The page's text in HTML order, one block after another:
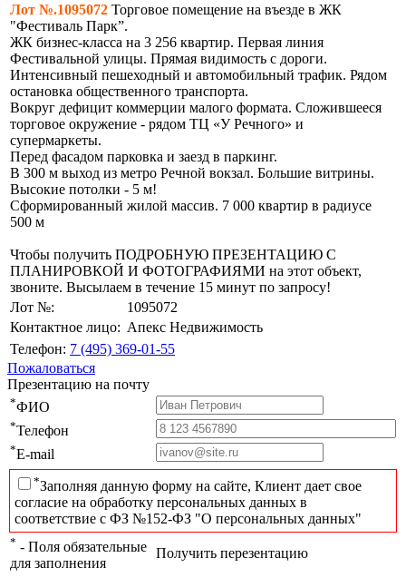
Лот №.1095072 Торговое помещение на въезде в ЖК
"Фестиваль Парк”.
ЖК бизнес-класса на 3 256 квартир. Первая линия
Фестивальной улицы. Прямая видимость с дороги.
Интенсивный пешеходный и автомобильный трафик. Рядом
остановка общественного транспорта.
Вокруг дефицит коммерции малого формата. Сложившееся
торговое окружение - рядом ТЦ «У Речного» и
супермаркеты.
Перед фасадом парковка и заезд в паркинг.
В 300 м выход из метро Речной вокзал. Большие витрины.
Высокие потолки - 5 м!
Сформированный жилой массив. 7 000 квартир в радиусе
500 м
Чтобы получить ПОДРОБНУЮ ПРЕЗЕНТАЦИЮ С
ПЛАНИРОВКОЙ И ФОТОГРАФИЯМИ на этот объект,
звоните. Высылаем в течение 15 минут по запросу!
Лот №:
1095072
Контактное лицо: Апекс Недвижимость
Телефон: 7 (495) 369-01-55
Пожаловаться
Презентацию на почту
*ФИО
*Телефон
*E-mail
*Заполняя данную форму на сайте, Клиент дает свое
согласие на обработку персональных данных в
соответствие с ФЗ №152-ФЗ "О персональных данных"
* - Поля обязательные
для заполнения
Получить перезентацию